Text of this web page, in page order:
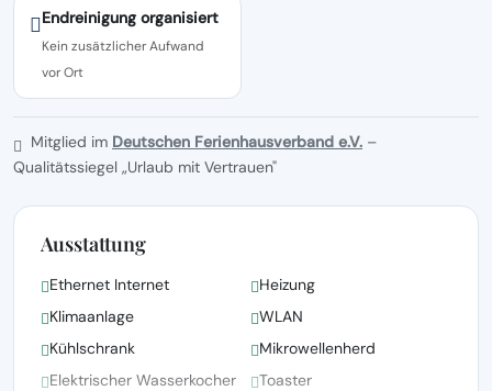
Endreinigung organisiert
Kein zusätzlicher Aufwand
vor Ort
Mitglied im Deutschen Ferienhausverband e.V. –
Qualitätssiegel „Urlaub mit Vertrauen"
Ausstattung
Ethernet Internet
Heizung
Klimaanlage
WLAN
Kühlschrank
Mikrowellenherd
Elektrischer Wasserkocher
Toaster